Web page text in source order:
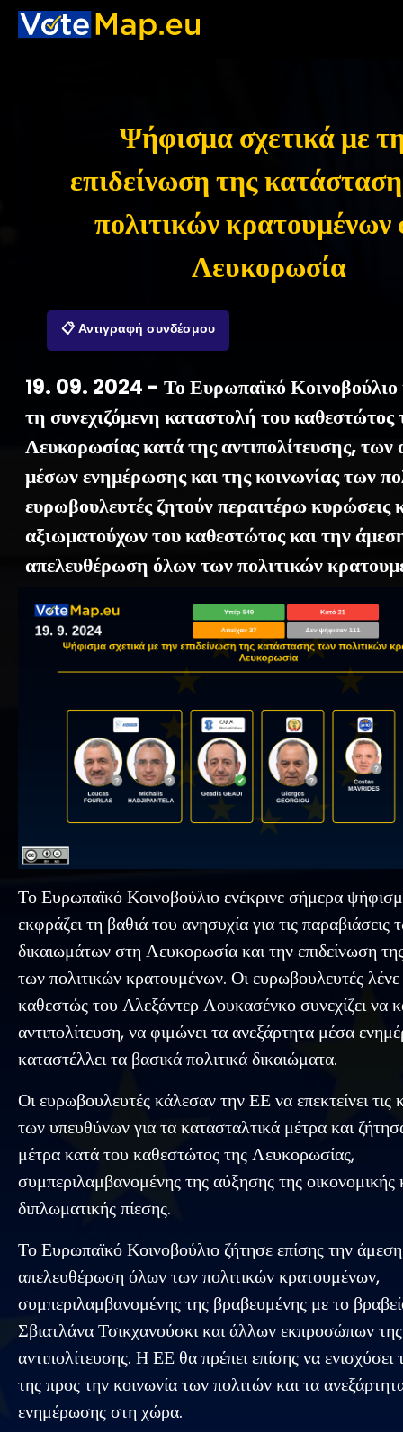
Ψήφισμα σχετικά με
επιδείνωση της
πολιτικών κρατουμένων
Λευκορωσία
📋 Αντιγραφή συνδέσμου
19. 09. 2024 - Το Ευρωπαϊκό Κοινοβούλιο
τη συνεχιζόμενη καταστολή του καθεστώτος
Λευκορωσίας κατά της αντιπολίτευσης, των
μέσων ενημέρωσης και της κοινωνίας των
ευρωβουλευτές ζητούν περαιτέρω κυρώσεις
αξιωματούχων του καθεστώτος και την
απελευθέρωση όλων των πολιτικών
Το Ευρωπαϊκό Κοινοβούλιο ενέκρινε σήμερα
εκφράζει τη βαθιά του ανησυχία για τις
δικαιωμάτων στη Λευκορωσία και την επιδείνωση
των πολιτικών κρατουμένων. Οι ευρωβουλευτές λένε
καθεστώς του Αλεξάντερ Λουκασένκο συνεχίζει να
αντιπολίτευση, να φιμώνει τα ανεξάρτητα μέσα
καταστέλλει τα βασικά πολιτικά δικαιώματα.
Οι ευρωβουλευτές κάλεσαν την ΕΕ να επεκτείνει τις
των υπευθύνων για τα κατασταλτικά μέτρα και
μέτρα κατά του καθεστώτος της Λευκορωσίας,
συμπεριλαμβανομένης της αύξησης της οικονομικής
διπλωματικής πίεσης.
Το Ευρωπαϊκό Κοινοβούλιο ζήτησε επίσης την
απελευθέρωση όλων των πολιτικών κρατουμένων,
συμπεριλαμβανομένης της βραβευμένης με το
Σβιατλάνα Τσικχανούσκι και άλλων εκπροσώπων
αντιπολίτευσης. Η ΕΕ θα πρέπει επίσης να ενισχύσει
της προς την κοινωνία των πολιτών και τα
ενημέρωσης στη χώρα.